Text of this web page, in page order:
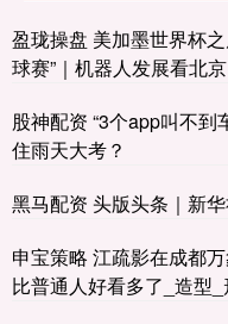
盈珑操盘 美加墨世界杯
球赛”｜机器人发展看北京
股神配资 “3个app叫不
住雨天大考？
黑马配资 头版头条｜新
申宝策略 江疏影在成都
比普通人好看多了_造型